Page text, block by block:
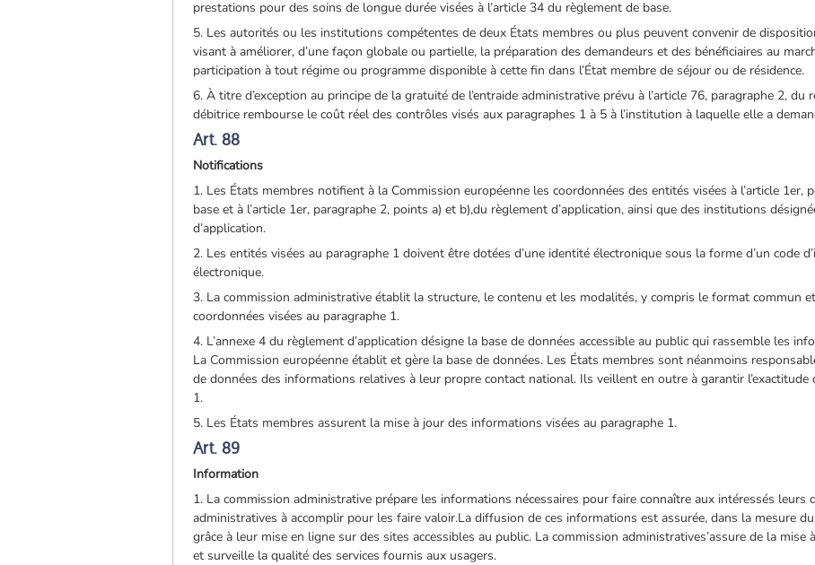
prestations pour des soins de longue durée visées à l’article 34 du règlement de base.
5. Les autorités ou les institutions compétentes de deux États membres ou plus peuvent convenir de
visant à améliorer, d’une façon globale ou partielle, la préparation des demandeurs et des bénéficiaires au
participation à tout régime ou programme disponible à cette fin dans l’État membre de séjour ou de résidence.
6. À titre d’exception au principe de la gratuité de l’entraide administrative prévu à l’article 76, paragraphe 2, du
débitrice rembourse le coût réel des contrôles visés aux paragraphes 1 à 5 à l’institution à laquelle elle a
Art. 88
Notifications
1. Les États membres notifient à la Commission européenne les coordonnées des entités visées à l’article 1er,
base et à l’article 1er, paragraphe 2, points a) et b),du règlement d’application, ainsi que des institutions
d’application.
2. Les entités visées au paragraphe 1 doivent être dotées d’une identité électronique sous la forme d’un code
électronique.
3. La commission administrative établit la structure, le contenu et les modalités, y compris le format commun
coordonnées visées au paragraphe 1.
4. L’annexe 4 du règlement d’application désigne la base de données accessible au public qui rassemble les
La Commission européenne établit et gère la base de données. Les États membres sont néanmoins
de données des informations relatives à leur propre contact national. Ils veillent en outre à garantir l’exactitude
1.
5. Les États membres assurent la mise à jour des informations visées au paragraphe 1.
Art. 89
Information
1. La commission administrative prépare les informations nécessaires pour faire connaître aux intéressés
administratives à accomplir pour les faire valoir.La diffusion de ces informations est assurée, dans la mesure
grâce à leur mise en ligne sur des sites accessibles au public. La commission administratives’assure de la
et surveille la qualité des services fournis aux usagers.